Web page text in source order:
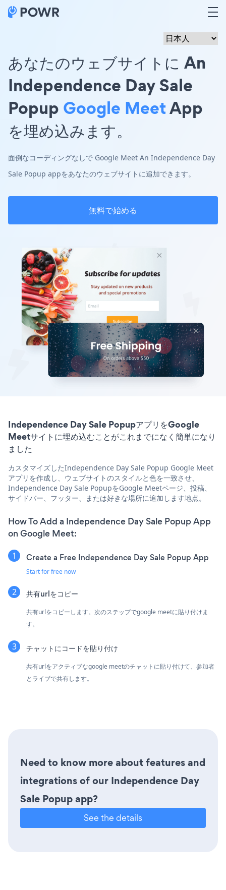
あなたのウェブサイトに An
Independence Day Sale
Popup Google MeetApp
を埋め込みます。
面倒なコーディングなしで Google Meet An Independence Day
Sale Popup appをあなたのウェブサイトに追加できます。
無料で始める
Independence Day Sale PopupアプリをGoogle
Meetサイトに埋め込むことがこれまでになく簡単になり
ました
カスタマイズしたIndependence Day Sale Popup Google Meet
アプリを作成し、ウェブサイトのスタイルと色を一致させ、
Independence Day Sale PopupをGoogle Meetページ、投稿、
サイドバー、フッター、または好きな場所に追加します地点。
How To Add a Independence Day Sale Popup App
on Google Meet:
Create a Free Independence Day Sale Popup App
Start for free now
共有urlをコピー
共有urlをコピーします。次のステップでgoogle meetに貼り付けま
す。
チャットにコードを貼り付け
共有urlをアクティブなgoogle meetのチャットに貼り付けて、参加者
とライブで共有します。
Need to know more about features and
integrations of our Independence Day
Sale Popup app?
See the details